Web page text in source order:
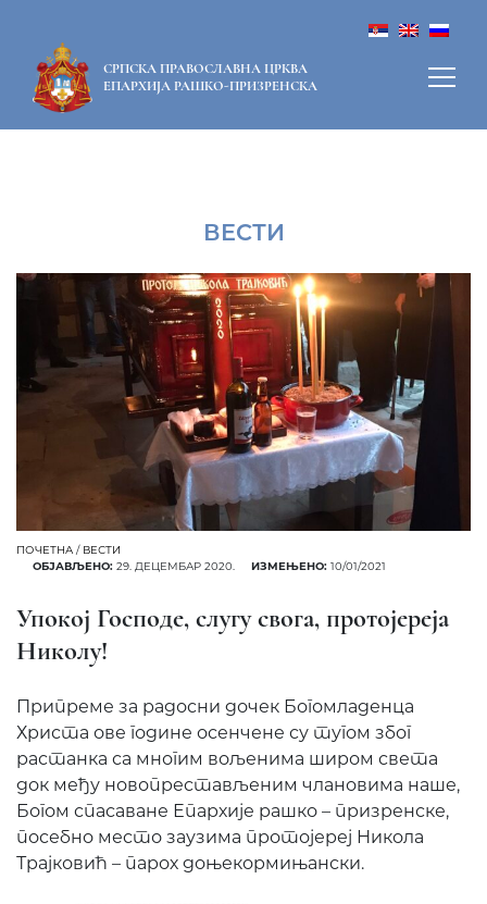
СРПСКА ПРАВОСЛАВНА ЦРКВА
ЕПАРХИЈА РАШКО-ПРИЗРЕНСКА
ВЕСТИ
ПОЧЕТНА / ВЕСТИ
ОБЈАВЉЕНО: 29. ДЕЦЕМБАР 2020. ИЗМЕЊЕНО: 10/01/2021
Упокој Господе, слугу свога, протојереја
Николу!
Припреме за радосни дочек Богомладенца
Христа ове године осенчене су тугом због
растанка са многим вољенима широм света
док међу новопрестављеним члановима наше,
Богом спасаване Епархије рашко – призренске,
посебно место заузима протојереј Никола
Трајковић – парох доњекормињански.